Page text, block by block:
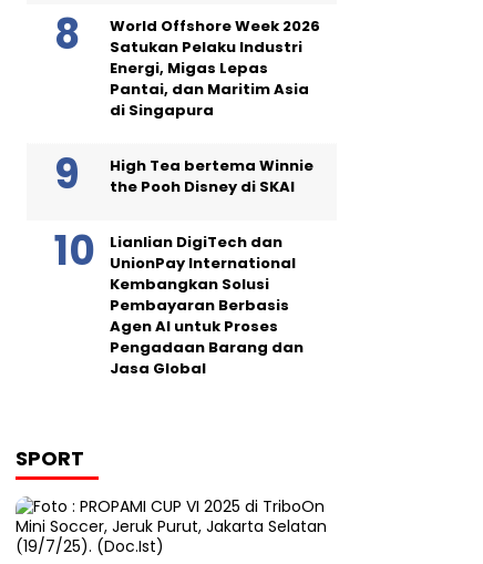
World Offshore Week 2026
Satukan Pelaku Industri
Energi, Migas Lepas
Pantai, dan Maritim Asia
di Singapura
High Tea bertema Winnie
the Pooh Disney di SKAI
Lianlian DigiTech dan
UnionPay International
Kembangkan Solusi
Pembayaran Berbasis
Agen AI untuk Proses
Pengadaan Barang dan
Jasa Global
SPORT